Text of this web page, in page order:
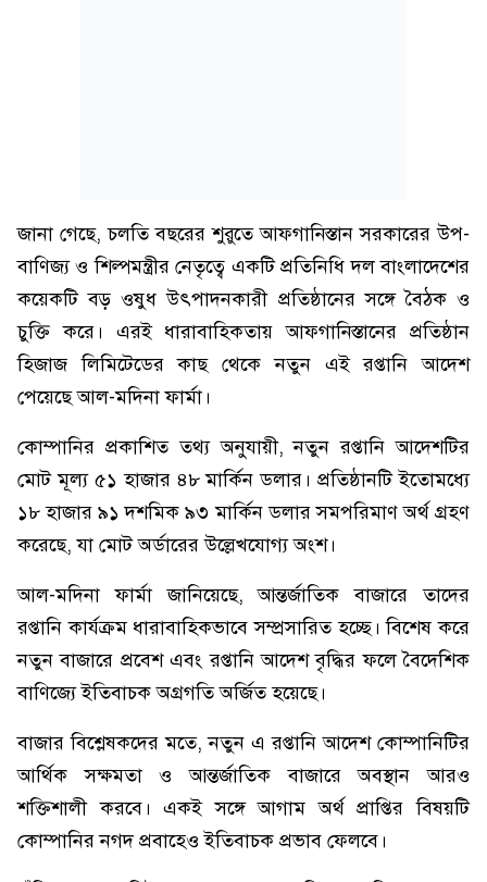
জানা গেছে, চলতি বছরের শুরুতে আফগানিস্তান সরকারের উপ-
বাণিজ্য ও শিল্পমন্ত্রীর নেতৃত্বে একটি প্রতিনিধি দল বাংলাদেশের
কয়েকটি বড় ওষুধ উৎপাদনকারী প্রতিষ্ঠানের সঙ্গে বৈঠক ও
চুক্তি করে। এরই ধারাবাহিকতায় আফগানিস্তানের প্রতিষ্ঠান
হিজাজ লিমিটেডের কাছ থেকে নতুন এই রপ্তানি আদেশ
পেয়েছে আল-মদিনা ফার্মা।
কোম্পানির প্রকাশিত তথ্য অনুযায়ী, নতুন রপ্তানি আদেশটির
মোট মূল্য ৫১ হাজার ৪৮ মার্কিন ডলার। প্রতিষ্ঠানটি ইতোমধ্যে
১৮ হাজার ৯১ দশমিক ৯৩ মার্কিন ডলার সমপরিমাণ অর্থ গ্রহণ
করেছে, যা মোট অর্ডারের উল্লেখযোগ্য অংশ।
আল-মদিনা ফার্মা জানিয়েছে, আন্তর্জাতিক বাজারে তাদের
রপ্তানি কার্যক্রম ধারাবাহিকভাবে সম্প্রসারিত হচ্ছে। বিশেষ করে
নতুন বাজারে প্রবেশ এবং রপ্তানি আদেশ বৃদ্ধির ফলে বৈদেশিক
বাণিজ্যে ইতিবাচক অগ্রগতি অর্জিত হয়েছে।
বাজার বিশ্লেষকদের মতে, নতুন এ রপ্তানি আদেশ কোম্পানিটির
আর্থিক সক্ষমতা ও আন্তর্জাতিক বাজারে অবস্থান আরও
শক্তিশালী করবে। একই সঙ্গে আগাম অর্থ প্রাপ্তির বিষয়টি
কোম্পানির নগদ প্রবাহেও ইতিবাচক প্রভাব ফেলবে।